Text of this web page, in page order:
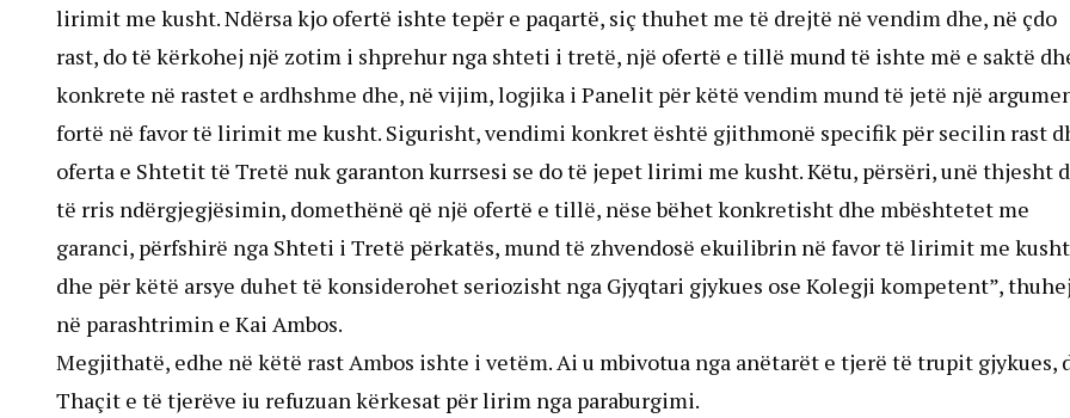
lirimit me kusht. Ndërsa kjo ofertë ishte tepër e paqartë, siç thuhet me të drejtë në vendim dhe, në çdo
rast, do të kërkohej një zotim i shprehur nga shteti i tretë, një ofertë e tillë mund të ishte më e saktë
konkrete në rastet e ardhshme dhe, në vijim, logjika i Panelit për këtë vendim mund të jetë një
fortë në favor të lirimit me kusht. Sigurisht, vendimi konkret është gjithmonë specifik për secilin rast
oferta e Shtetit të Tretë nuk garanton kurrsesi se do të jepet lirimi me kusht. Këtu, përsëri, unë thjesht
të rris ndërgjegjësimin, domethënë që një ofertë e tillë, nëse bëhet konkretisht dhe mbështetet me
garanci, përfshirë nga Shteti i Tretë përkatës, mund të zhvendosë ekuilibrin në favor të lirimit me kusht
dhe për këtë arsye duhet të konsiderohet seriozisht nga Gjyqtari gjykues ose Kolegji kompetent”,
në parashtrimin e Kai Ambos.
Megjithatë, edhe në këtë rast Ambos ishte i vetëm. Ai u mbivotua nga anëtarët e tjerë të trupit gjykues,
Thaçit e të tjerëve iu refuzuan kërkesat për lirim nga paraburgimi.